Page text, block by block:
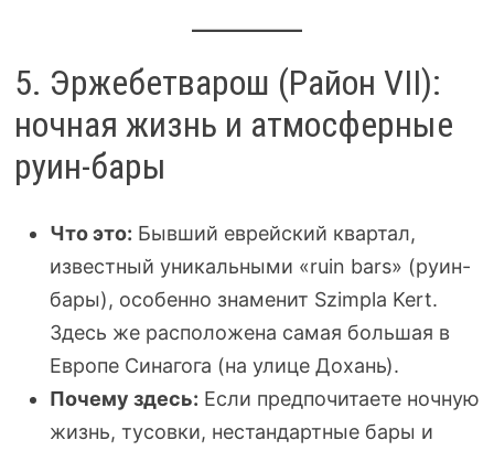
5. Эржебетварош (Район VII):
ночная жизнь и атмосферные
руин-бары
Что это: Бывший еврейский квартал,
известный уникальными «ruin bars» (руин-
бары), особенно знаменит Szimpla Kert.
Здесь же расположена самая большая в
Европе Синагога (на улице Дохань).
Почему здесь: Если предпочитаете ночную
жизнь, тусовки, нестандартные бары и